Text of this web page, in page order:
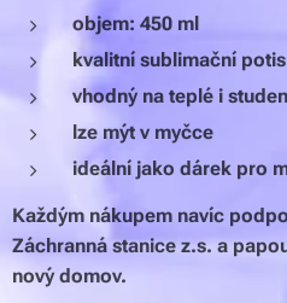
objem: 450 ml
kvalitní sublimační
vhodný na teplé i
lze mýt v myčce
ideální jako dárek pro
Každým nákupem navíc
Záchranná stanice z.s. a
nový domov.